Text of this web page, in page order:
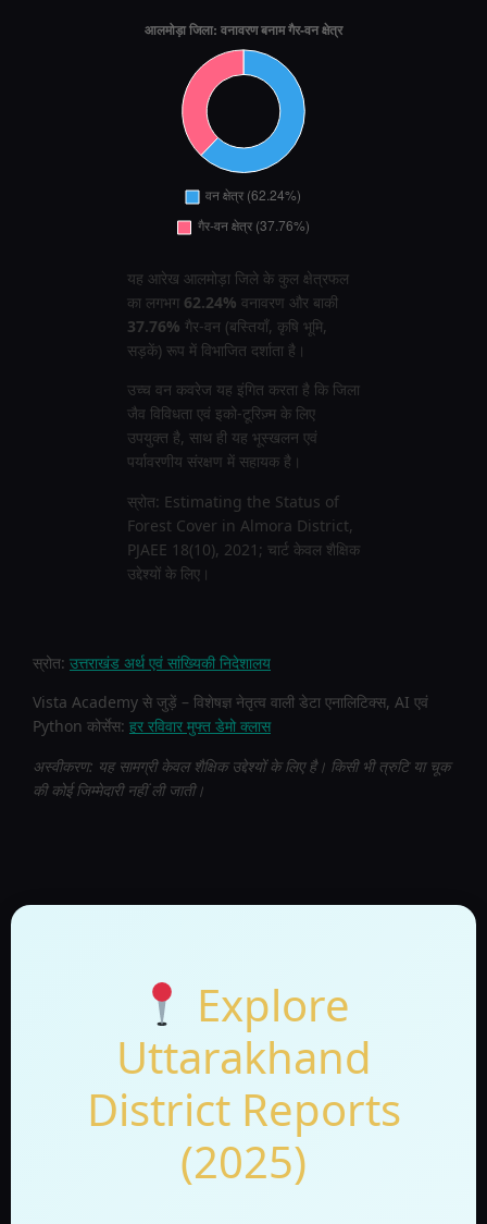
यह आरेख आलमोड़ा जिले के कुल क्षेत्रफल
का लगभग 62.24% वनावरण और बाकी
37.76% गैर‑वन (बस्तियाँ, कृषि भूमि,
सड़कें) रूप में विभाजित दर्शाता है।
उच्च वन कवरेज यह इंगित करता है कि जिला
जैव विविधता एवं इको‑टूरिज़्म के लिए
उपयुक्त है, साथ ही यह भूस्खलन एवं
पर्यावरणीय संरक्षण में सहायक है।
स्रोत: Estimating the Status of
Forest Cover in Almora District,
PJAEE 18(10), 2021; चार्ट केवल शैक्षिक
उद्देश्यों के लिए।
स्रोत: उत्तराखंड अर्थ एवं सांख्यिकी निदेशालय
Vista Academy से जुड़ें – विशेषज्ञ नेतृत्व वाली डेटा एनालिटिक्स, AI एवं
Python कोर्सेस: हर रविवार मुफ्त डेमो क्लास
अस्वीकरण: यह सामग्री केवल शैक्षिक उद्देश्यों के लिए है। किसी भी त्रुटि या चूक
की कोई जिम्मेदारी नहीं ली जाती।
Explore
Uttarakhand
District Reports
(2025)